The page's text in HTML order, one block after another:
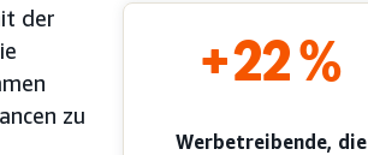
der
zu
+22 %
Werbetreibende, die